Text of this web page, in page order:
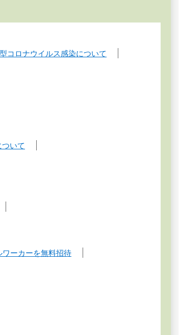
コロナウイルス感染について
いて
ワーカーを無料招待